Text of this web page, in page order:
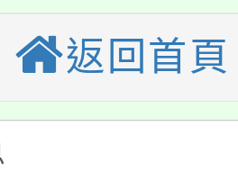
，中低收入戶
惠，詳情可洽有
教育及科技中
能研習
造教育及科技
習
活教案入校路
農教育專業人
返回首頁